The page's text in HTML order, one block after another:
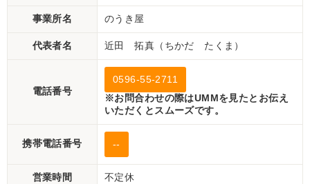
事業所名 のうき屋
代表者名 近田 拓真（ちかだ たくま）
電話番号
0596-55-2711
※お問合わせの際はUMMを見たとお伝え
いただくとスムーズです。
携帯電話番号 --
営業時間 不定休